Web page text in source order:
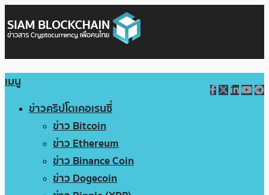
เมนู
ข่าวคริปโตเคอเรนซี่
ข่าว Bitcoin
ข่าว Ethereum
ข่าว Binance Coin
ข่าว Dogecoin